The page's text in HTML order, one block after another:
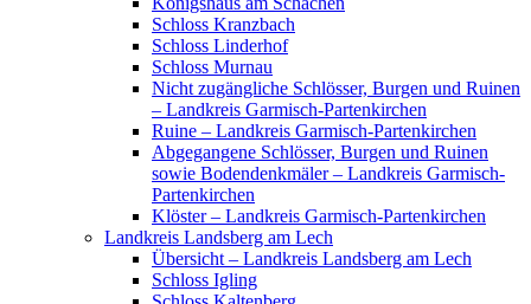
Schloss Kranzbach
Schloss Linderhof
Schloss Murnau
Nicht zugängliche Schlösser, Burgen und Ruinen
– Landkreis Garmisch-Partenkirchen
Ruine – Landkreis Garmisch-Partenkirchen
Abgegangene Schlösser, Burgen und Ruinen
sowie Bodendenkmäler – Landkreis Garmisch-
Partenkirchen
Klöster – Landkreis Garmisch-Partenkirchen
Landkreis Landsberg am Lech
Übersicht – Landkreis Landsberg am Lech
Schloss Igling